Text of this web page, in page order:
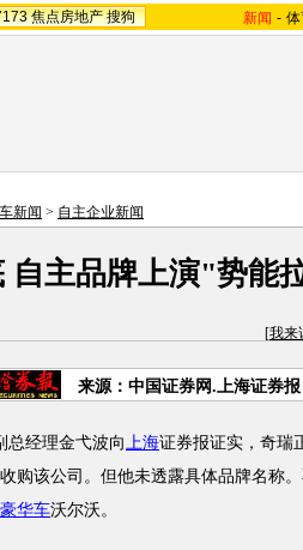
焦点房地产 搜狗 新闻 -
新闻 > 自主企业新闻
自主品牌上演"势能
[我来
来源：中国证券网.上海证券
总经理金弋波向上海证券报证实，奇瑞
购该公司。但他未透露具体品牌名称
豪华车沃尔沃。